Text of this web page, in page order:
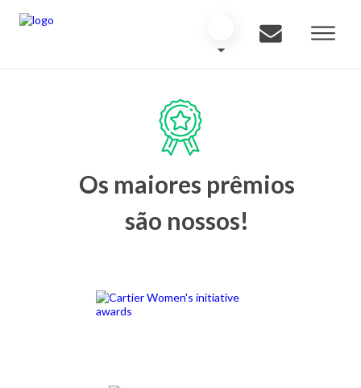
Os maiores prêmios
são nossos!